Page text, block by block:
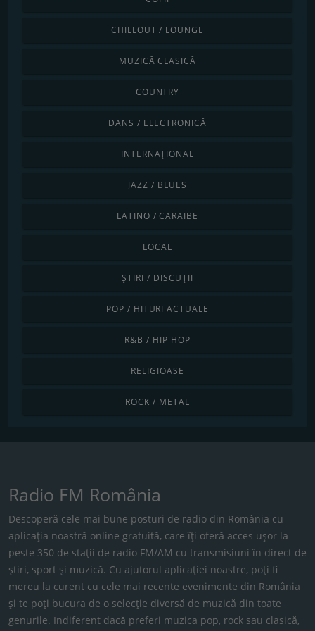
CHILLOUT / LOUNGE
MUZICĂ CLASICĂ
COUNTRY
DANS / ELECTRONICĂ
INTERNAȚIONAL
JAZZ / BLUES
LATINO / CARAIBE
LOCAL
ȘTIRI / DISCUȚII
POP / HITURI ACTUALE
R&B / HIP HOP
RELIGIOASE
ROCK / METAL
Radio FM România
Descoperă cele mai bune posturi de radio din România cu
aplicația noastră online gratuită, care îți oferă acces ușor la
peste 350 de stații de radio FM/AM cu transmisiuni în direct de
știri, sport și muzică. Cu ajutorul aplicației noastre, poți fi
mereu la curent cu cele mai recente evenimente din România
și te poți bucura de o selecție diversă de muzică din toate
genurile. Indiferent dacă preferi muzica pop, rock sau clasică,